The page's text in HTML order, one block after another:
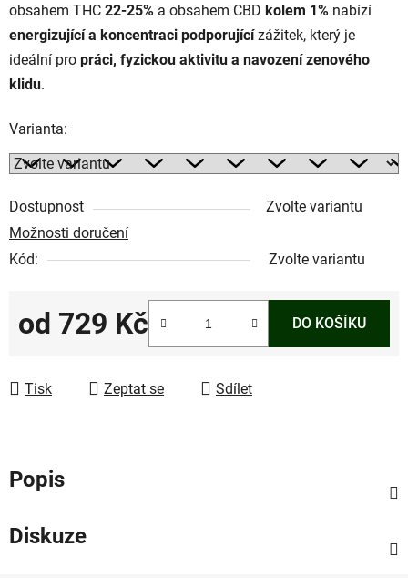
obsahem THC 22-25% a obsahem CBD kolem 1% nabízí
energizující a koncentraci podporujícízážitek, který je
ideální pro práci, fyzickou aktivitu a navození zenového
klidu.
Varianta:
Dostupnost
Zvolte variantu
Možnosti doručení
Kód:
Zvolte variantu
od 729 Kč DO KOŠÍKU
Tisk Zeptat se Sdílet
Popis
Diskuze